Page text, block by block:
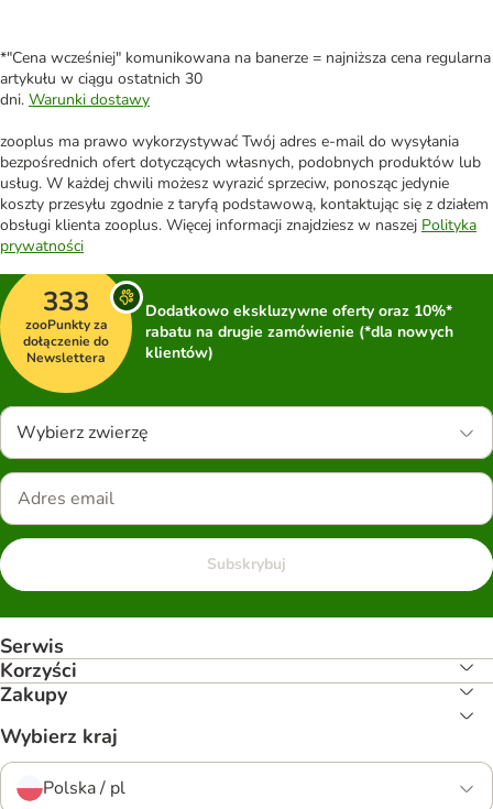
*"Cena wcześniej" komunikowana na banerze = najniższa cena regularna
artykułu w ciągu ostatnich 30
dni. Warunki dostawy
zooplus ma prawo wykorzystywać Twój adres e-mail do wysyłania
bezpośrednich ofert dotyczących własnych, podobnych produktów lub
usług. W każdej chwili możesz wyrazić sprzeciw, ponosząc jedynie
koszty przesyłu zgodnie z taryfą podstawową, kontaktując się z działem
obsługi klienta zooplus. Więcej informacji znajdziesz w naszej Polityka
prywatności
333
zooPunkty za
dołączenie do
Newslettera
Dodatkowo ekskluzywne oferty oraz 10%*
rabatu na drugie zamówienie (*dla nowych
klientów)
Wybierz zwierzę
Subskrybuj
Serwis
Korzyści
Zakupy
Wybierz kraj
Polska / pl